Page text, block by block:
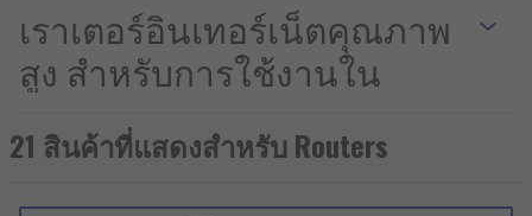
เราเตอร์อินเทอร์เน็ตคุณภาพ
สูง สำหรับการใช้งานใน
อุตสาหกรรม
และการสื่อสารแบบเครื่องสู่เครื่อง (M2M
21 สินค้าที่แสดงสำหรับ Routers